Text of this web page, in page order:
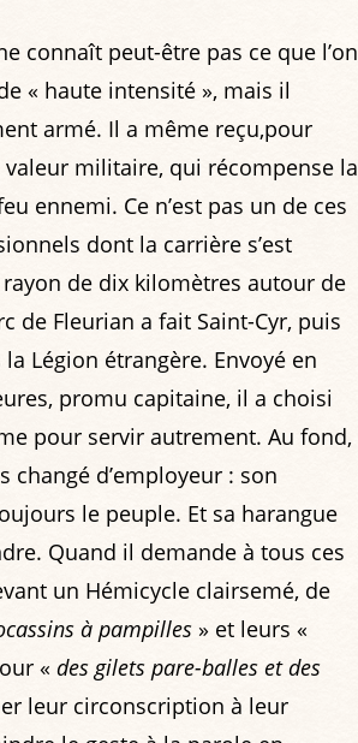
connaît peut-être pas ce que l’on
« haute intensité », mais il
armé. Il a même reçu,pour
valeur militaire, qui récompense la
ennemi. Ce n’est pas un de ces
dont la carrière s’est
de dix kilomètres autour de
de Fleurian a fait Saint-Cyr, puis
Légion étrangère. Envoyé en
promu capitaine, il a choisi
pour servir autrement. Au fond,
changé d’employeur : son
le peuple. Et sa harangue
Quand il demande à tous ces
un Hémicycle clairsemé, de
à pampilles » et leurs «
« des gilets pare-balles et des
leur circonscription à leur